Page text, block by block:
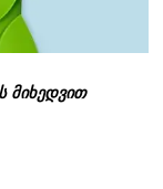
მიხედვით